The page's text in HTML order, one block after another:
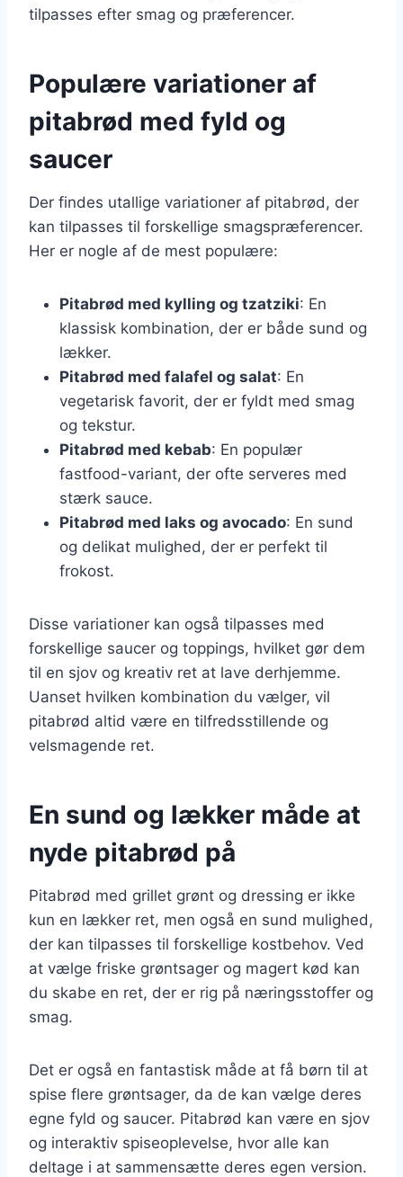
tilpasses efter smag og præferencer.
Populære variationer af
pitabrød med fyld og
saucer
Der findes utallige variationer af pitabrød, der
kan tilpasses til forskellige smagspræferencer.
Her er nogle af de mest populære:
Pitabrød med kylling og tzatziki: En
klassisk kombination, der er både sund og
lækker.
Pitabrød med falafel og salat: En
vegetarisk favorit, der er fyldt med smag
og tekstur.
Pitabrød med kebab: En populær
fastfood-variant, der ofte serveres med
stærk sauce.
Pitabrød med laks og avocado: En sund
og delikat mulighed, der er perfekt til
frokost.
Disse variationer kan også tilpasses med
forskellige saucer og toppings, hvilket gør dem
til en sjov og kreativ ret at lave derhjemme.
Uanset hvilken kombination du vælger, vil
pitabrød altid være en tilfredsstillende og
velsmagende ret.
En sund og lækker måde at
nyde pitabrød på
Pitabrød med grillet grønt og dressing er ikke
kun en lækker ret, men også en sund mulighed,
der kan tilpasses til forskellige kostbehov. Ved
at vælge friske grøntsager og magert kød kan
du skabe en ret, der er rig på næringsstoffer og
smag.
Det er også en fantastisk måde at få børn til at
spise flere grøntsager, da de kan vælge deres
egne fyld og saucer. Pitabrød kan være en sjov
og interaktiv spiseoplevelse, hvor alle kan
deltage i at sammensætte deres egen version.